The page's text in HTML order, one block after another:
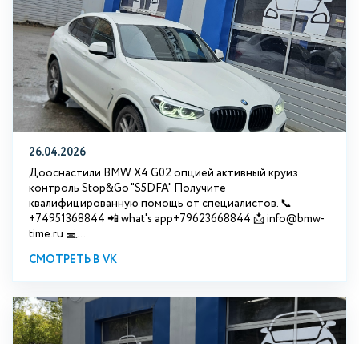
26.04.2026
Дооснастили BMW X4 G02 опцией активный круиз
контроль Stop&Go "S5DFA" Получите
квалифицированную помощь от специалистов. 📞
+74951368844 📲 what's app+79623668844 📩 info@bmw-
time.ru 💻...
СМОТРЕТЬ В VK